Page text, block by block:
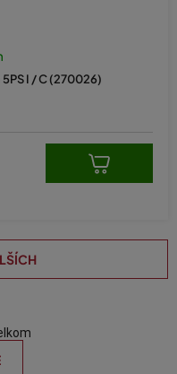
I / C (270026)